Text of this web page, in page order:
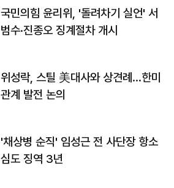
국민의힘 윤리위, '돌려차기 실언' 서
범수·진종오 징계절차 개시
위성락, 스틸 美대사와 상견례…한미
관계 발전 논의
'채상병 순직' 임성근 전 사단장 항소
심도 징역 3년